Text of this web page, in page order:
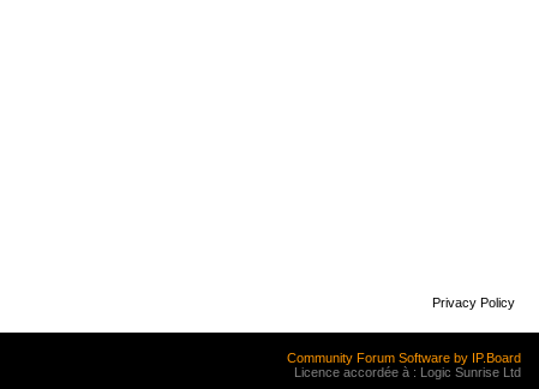
Privacy Policy
Community Forum Software by IP.Board
Licence accordée à : Logic Sunrise Ltd